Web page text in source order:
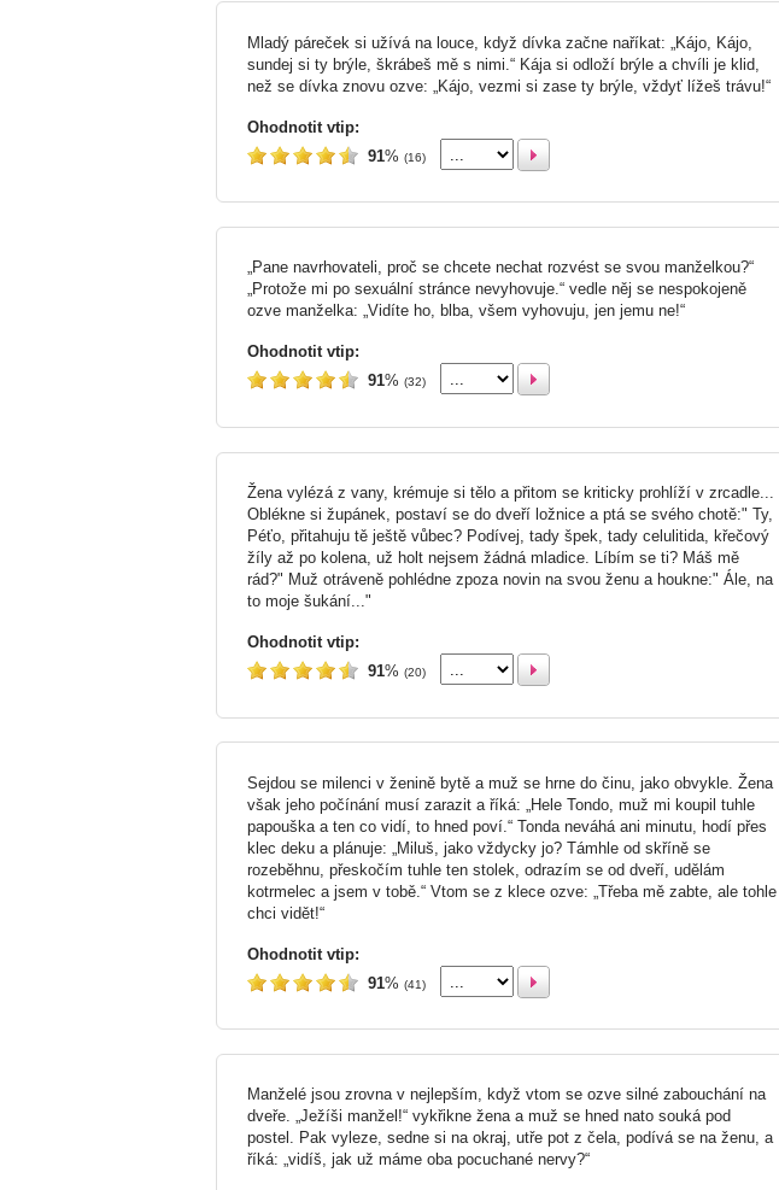
Mladý páreček si užívá na louce, když dívka začne naříkat: „Kájo, Kájo,
sundej si ty brýle, škrábeš mě s nimi.“ Kája si odloží brýle a chvíli je klid,
než se dívka znovu ozve: „Kájo, vezmi si zase ty brýle, vždyť lížeš trávu!“
Ohodnotit vtip:
91% (16)
„Pane navrhovateli, proč se chcete nechat rozvést se svou manželkou?“
„Protože mi po sexuální stránce nevyhovuje.“ vedle něj se nespokojeně
ozve manželka: „Vidíte ho, blba, všem vyhovuju, jen jemu ne!“
Ohodnotit vtip:
91% (32)
Žena vylézá z vany, krémuje si tělo a přitom se kriticky prohlíží v zrcadle...
Oblékne si župánek, postaví se do dveří ložnice a ptá se svého chotě:" Ty,
Péťo, přitahuju tě ještě vůbec? Podívej, tady špek, tady celulitida, křečový
žíly až po kolena, už holt nejsem žádná mladice. Líbím se ti? Máš mě
rád?" Muž otráveně pohlédne zpoza novin na svou ženu a houkne:" Ále, na
to moje šukání..."
Ohodnotit vtip:
91% (20)
Sejdou se milenci v ženině bytě a muž se hrne do činu, jako obvykle. Žena
však jeho počínání musí zarazit a říká: „Hele Tondo, muž mi koupil tuhle
papouška a ten co vidí, to hned poví.“ Tonda neváhá ani minutu, hodí přes
klec deku a plánuje: „Miluš, jako vždycky jo? Támhle od skříně se
rozeběhnu, přeskočím tuhle ten stolek, odrazím se od dveří, udělám
kotrmelec a jsem v tobě.“ Vtom se z klece ozve: „Třeba mě zabte, ale tohle
chci vidět!“
Ohodnotit vtip:
91% (41)
Manželé jsou zrovna v nejlepším, když vtom se ozve silné zabouchání na
dveře. „Ježíši manžel!“ vykřikne žena a muž se hned nato souká pod
postel. Pak vyleze, sedne si na okraj, utře pot z čela, podívá se na ženu, a
říká: „vidíš, jak už máme oba pocuchané nervy?“